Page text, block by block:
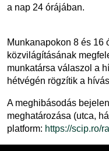
a nap 24 órájában.
Munkanapokon 8 és 16
közvilágításának
munkatársa válaszol a
hétvégén rögzítik a
A meghibásodás
meghatározása (utca,
platform: https://scip.ro/